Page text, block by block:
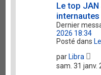
Le top JAN
internautes
Dernier
2026 18:34
Posté dans
par Libra
sam. 31 janv.